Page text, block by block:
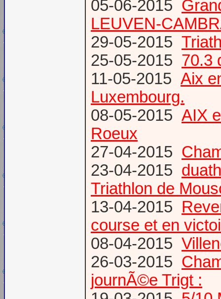
05-06-2015
LEUVEN-
29-05-2015
25-05-2015 70.3
11-05-2015 Aix
Luxembourg.
08-05-2015 AIX
Roeux
27-04-2015
23-04-2015
Triathlon de
13-04-2015
course et en
08-04-2015
26-03-2015
journÃ©e Trigt :